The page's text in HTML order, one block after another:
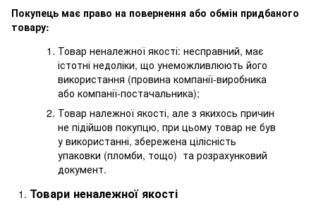
Покупець має право на повернення або обмін придбаного
товару:
Товар неналежної якості: несправний, має
істотні недоліки, що унеможливлюють його
використання (провина компанії-виробника
або компанії-постачальника);
Товар належної якості, але з якихось причин
не підійшов покупцю, при цьому товар не був
у використанні, збережена цілісність
упаковки (пломби, тощо) та розрахунковий
документ.
Товари неналежної якості